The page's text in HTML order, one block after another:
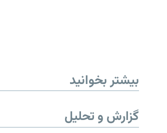
بیشتر بخوانید
گزارش و تحلیل